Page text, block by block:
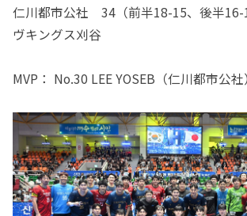
仁川都市公社 34（前半18-15、後半
ヴキングス刈谷
MVP： No.30 LEE YOSEB（仁川都市公社）